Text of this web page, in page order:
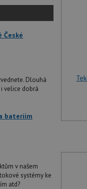
České
Dlouhá
velice dobrá
bateriím
v našem
systémy ke
atd?